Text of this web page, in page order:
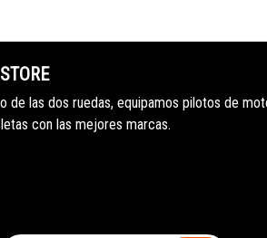
de las dos ruedas, equipamos pilotos de
con las mejores marcas.